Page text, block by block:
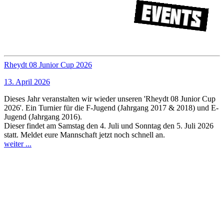
Events
Rheydt 08 Junior Cup 2026
13. April 2026
Dieses Jahr veranstalten wir wieder unseren 'Rheydt 08 Junior Cup
2026'. Ein Turnier für die F-Jugend (Jahrgang 2017 & 2018) und E-
Jugend (Jahrgang 2016).
Dieser findet am Samstag den 4. Juli und Sonntag den 5. Juli 2026
statt. Meldet eure Mannschaft jetzt noch schnell an.
weiter ...